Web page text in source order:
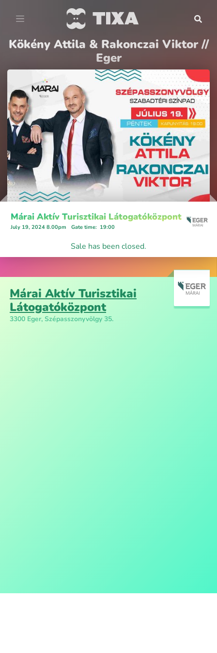
Kökény Attila & Rakonczai Viktor //
Eger
Márai Aktív Turisztikai Látogatóközpont
July 19, 2024 8.00pm Gate time: 19:00
Sale has been closed.
Márai Aktív Turisztikai
Látogatóközpont
3300 Eger, Szépasszonyvölgy 35.